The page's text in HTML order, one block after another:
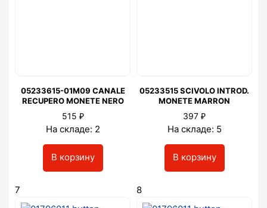
05233615-01M09 CANALE
RECUPERO MONETE NERO
515 ₽
На складе: 2
В корзину
05233515 SCIVOLO INTROD.
MONETE MARRON
397 ₽
На складе: 5
В корзину
7 8